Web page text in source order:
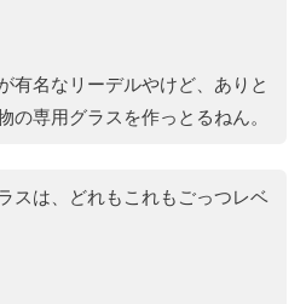
有名なリーデルやけど、ありと
の専用グラスを作っとるねん。
スは、どれもこれもごっつレベ